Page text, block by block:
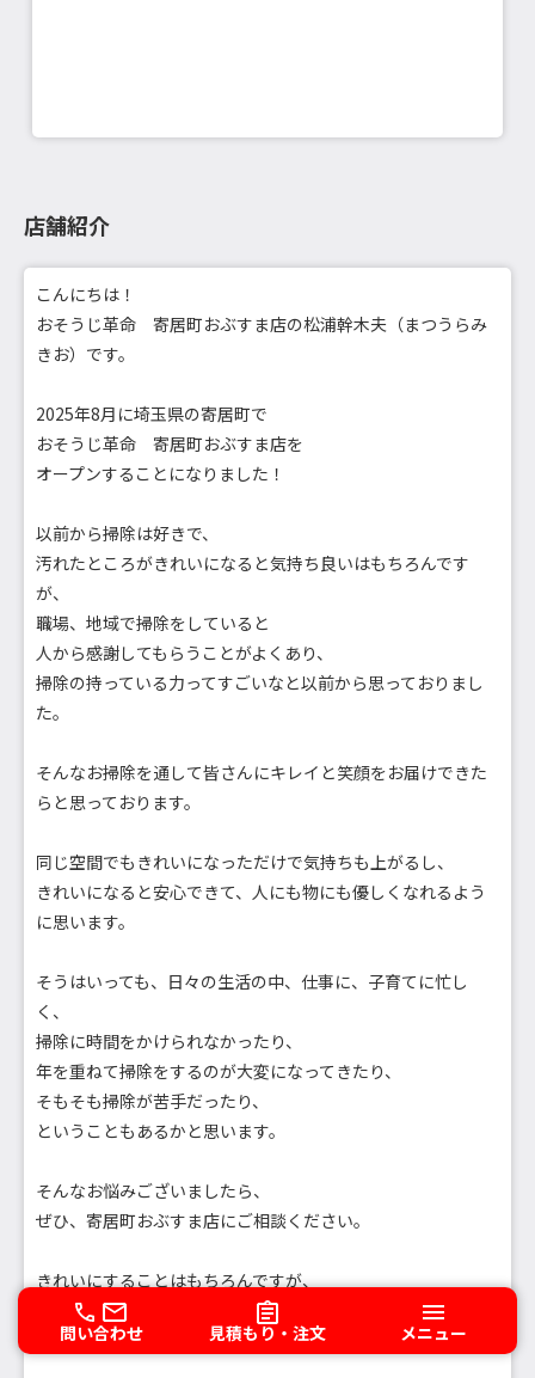
店舗紹介
こんにちは！
おそうじ革命 寄居町おぶすま店の松浦幹木夫（まつうらみ
きお）です。
2025年8月に埼玉県の寄居町で
おそうじ革命 寄居町おぶすま店を
オープンすることになりました！
以前から掃除は好きで、
汚れたところがきれいになると気持ち良いはもちろんです
が、
職場、地域で掃除をしていると
人から感謝してもらうことがよくあり、
掃除の持っている力ってすごいなと以前から思っておりまし
た。
そんなお掃除を通して皆さんにキレイと笑顔をお届けできた
らと思っております。
同じ空間でもきれいになっただけで気持ちも上がるし、
きれいになると安心できて、人にも物にも優しくなれるよう
に思います。
そうはいっても、日々の生活の中、仕事に、子育てに忙し
く、
掃除に時間をかけられなかったり、
年を重ねて掃除をするのが大変になってきたり、
そもそも掃除が苦手だったり、
ということもあるかと思います。
そんなお悩みございましたら、
ぜひ、寄居町おぶすま店にご相談ください。
きれいにすることはもちろんですが、
親切、丁寧、わかりやすい説明を心がけてご対応させていた
だきます。
問い合わせ 見積もり・注文 メニュー